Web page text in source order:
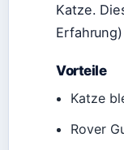
Katze.
Vorteile
Katze
Rover